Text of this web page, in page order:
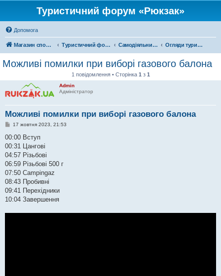
Туристичний форум «Рюкзак»
Допомога
Магазин спорядження Туристичний форум «Рюкзак» Самодіяльний туризм Огляди туристичного спорядження
Можливі помилки при виборі газового балона
1 повідомлення • Сторінка 1 з 1
Admin
Адміністратор
Можливі помилки при виборі газового балона
П
в
д
о
л
е
н
я
17 жовтня 2023, 21:53
00:00 Вступ
00:31 Цангові
04:57 Різьбові
06:59 Різьбові 500 г
07:50 Campingaz
08:43 Пробивні
09:41 Перехідники
10:04 Завершення